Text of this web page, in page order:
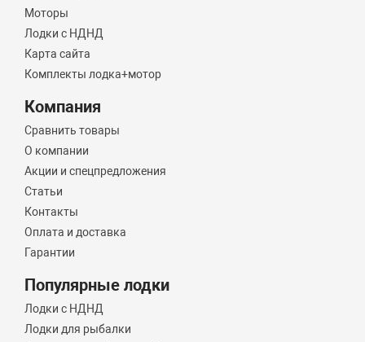
Моторы
Лодки с НДНД
Карта сайта
Комплекты лодка+мотор
Компания
Сравнить товары
О компании
Акции и спецпредложения
Статьи
Контакты
Оплата и доставка
Гарантии
Популярные лодки
Лодки с НДНД
Лодки для рыбалки